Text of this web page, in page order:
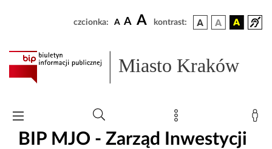
czcionka: A A A kontrast:
Miasto Kraków
BIP MJO - Zarząd Inwestycji